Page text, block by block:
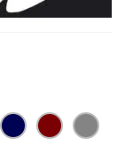
Bleu
marine
GrenatGris